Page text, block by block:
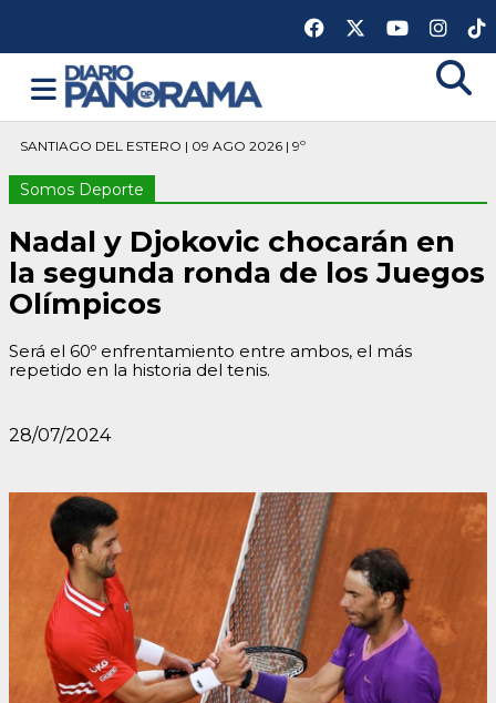
SANTIAGO DEL ESTERO | 09 AGO 2026 | 9º
Somos Deporte
Nadal y Djokovic chocarán en
la segunda ronda de los Juegos
Olímpicos
Será el 60º enfrentamiento entre ambos, el más
repetido en la historia del tenis.
28/07/2024